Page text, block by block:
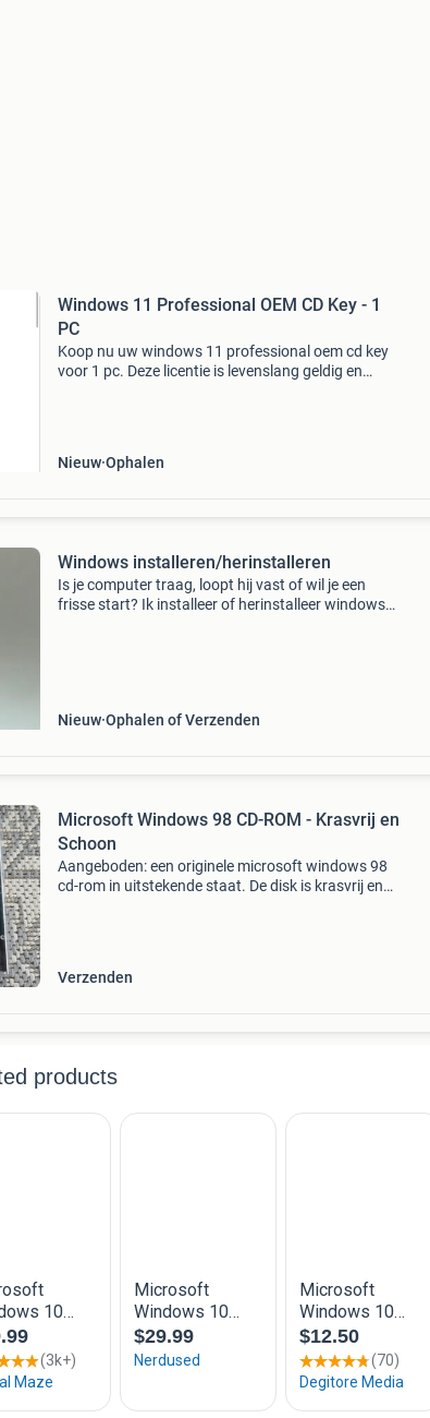
Windows 11 Professional OEM CD Key - 1
PC
Koop nu uw windows 11 professional oem cd key
voor 1 pc. Deze licentie is levenslang geldig en
Nieuw Ophalen
Windows installeren/herinstalleren
Is je computer traag, loopt hij vast of wil je een
frisse start? Ik installeer of herinstalleer windows
Nieuw Ophalen of Verzenden
Microsoft Windows 98 CD-ROM - Krasvrij en
Schoon
Aangeboden: een originele microsoft windows 98
cd-rom in uitstekende staat. De disk is krasvrij en
Verzenden